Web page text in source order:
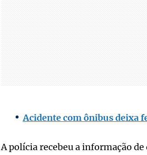
Acidente com ônibus deixa
A polícia recebeu a informação